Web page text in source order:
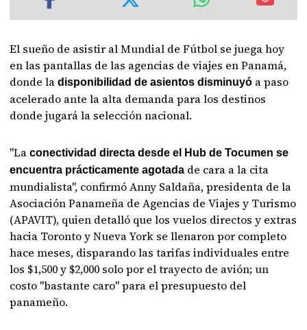
El sueño de asistir al Mundial de Fútbol se juega hoy
en las pantallas de las agencias de viajes en Panamá,
donde la disponibilidad de asientos disminuyó a paso
acelerado ante la alta demanda para los destinos
donde jugará la selección nacional.
"Laconectividad directa desde el Hub de Tocumen se
encuentra prácticamente agotada de cara a la cita
mundialista", confirmó Anny Saldaña, presidenta de la
Asociación Panameña de Agencias de Viajes y Turismo
(APAVIT), quien detalló que los vuelos directos y extras
hacia Toronto y Nueva York se llenaron por completo
hace meses, disparando las tarifas individuales entre
los $1,500 y $2,000 solo por el trayecto de avión; un
costo "bastante caro" para el presupuesto del
panameño.